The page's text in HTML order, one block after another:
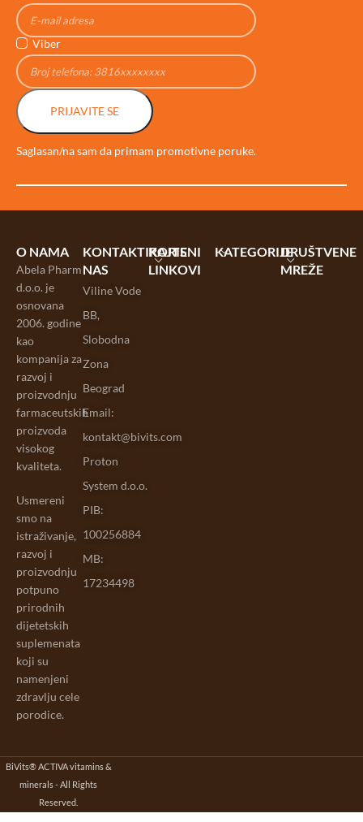
Viber
PRIJAVITE SE
Saglasan/na sam da primam promotivne poruke.
O NAMA
Abela Pharm
d.o.o. je
osnovana
2006. godine
kao
kompanija za
razvoj i
proizvodnju
farmaceutskih
proizvoda
visokog
kvaliteta.
Usmereni
smo na
istraživanje,
razvoj i
proizvodnju
potpuno
prirodnih
dijetetskih
suplemenata
koji su
namenjeni
zdravlju cele
porodice.
KONTAKTIRAJTE
NAS
Viline Vode
BB,
Slobodna
Zona
Beograd
Email:
kontakt@bivits.com
Proton
System d.o.o.
PIB:
100256884
MB:
17234498
KORISNI
LINKOVI
KATEGORIJEDRUŠTVENE
MREŽE
BiVits® ACTIVA vitamins &
minerals - All Rights
Reserved.